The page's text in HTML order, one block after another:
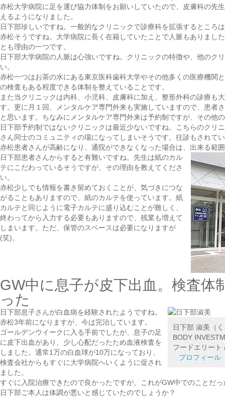
赤松大学病院に足を運び協力体制をお願いしていたので、皮膚科の先
えるようになりました。
日下部珍しいですね。一般的なクリニックで診療科を拡張するところ
赤松そうですね。大学病院に長く在籍していたことで人脈もありまし
とも理由の一つです。
日下部大学病院の人脈は心強いですね。クリニックの特徴や、他のク
い。
赤松一つはお茶の水にある東京医科歯科大学やその他多くの医療機関
の検査もある程度できる体制を整えていることです。
また当クリニックは内科、小児科、皮膚科に加え、整形外科の診療も
す。更に月１回、メンタルケア専門外来も実施していますので、患者
と思います。ちなみにメンタルケア専門外来は予約制ですが、その他
日下部予約制ではないクリニックは最近少ないですね。こちらのクリ
さん同士のコミュニティの場になってしまいそうです。往診もされて
赤松患者さんが高齢になり、通院ができなくなった場合は、出来る範
日下部患者さんからすると有難いですね。先生は紙のカル
テにこだわっているそうですが、その理由を教えてくださ
い。
赤松少しでも情報を書き留めておくことが、気づきにつな
がることもありますので、紙のカルテを使っています。紙
カルテと同じように電子カルテに盛り込むことが難しく、
終わってから入力する必要もありますので、残業も増えて
しまいます。ただ、保管のスペースは必要になりますが
(笑)。
GW中に息子が皮下出血。検査体
った
日下部 淑美 （
BODY
フードエリート
プロフィール
日下部息子さんが白血病を経験されたようですね。
赤松3年前になりますが、今は完治しています。
ゴールデンウイークに入る手前でしたが、息子の足
に皮下出血があり、少し心配だったため血液検査を
しました。通常1万の白血球が10万になっており、
検査会社からもすぐに大学病院へいくように促され
ました。
すぐに入院治療できたので良かったですが、これがGW中でのことだ
日下部ご本人は体調が悪いと感じていたのでしょうか？